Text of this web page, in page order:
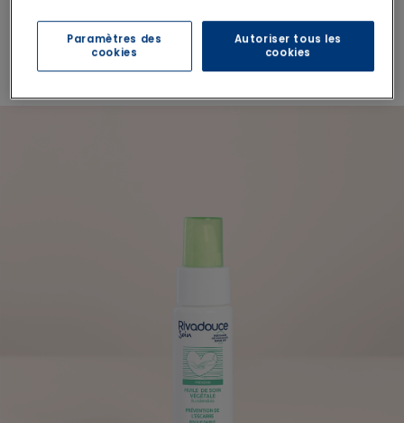
Paramètres des
cookies
Autoriser tous les
cookies